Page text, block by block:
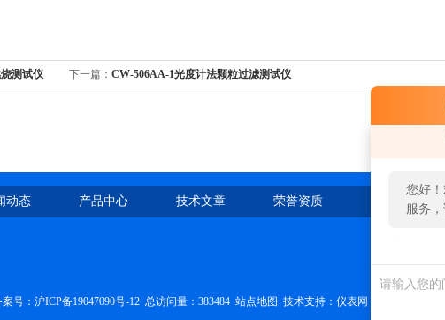
您好
服务
您好
了需
测试仪 下一篇： CW-506AA-1光度计法颗粒过滤测试仪
动态 产品中心 技术文章 荣誉资质 在线留言
案号：沪ICP备19047090号-12 总访问量：383484 站点地图 技术支持： 仪表网